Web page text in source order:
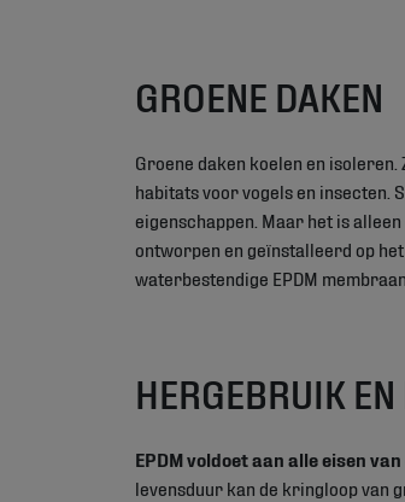
GROENE DAKEN
Groene daken koelen en
habitats voor vogels en insecten.
eigenschappen. Maar het is
ontworpen en geïnstalleerd op
waterbestendige EPDM membraan.
HERGEBRUIK
EPDM voldoet aan alle eisen
levensduur kan de kringloop van